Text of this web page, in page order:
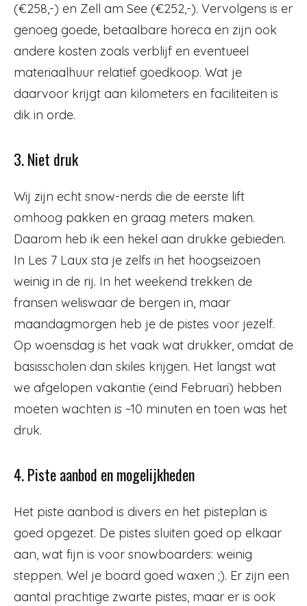
(€258,-) en Zell am See (€252,-). Vervolgens is er
genoeg goede, betaalbare horeca en zijn ook
andere kosten zoals verblijf en eventueel
materiaalhuur relatief goedkoop. Wat je
daarvoor krijgt aan kilometers en faciliteiten is
dik in orde.
3. Niet druk
Wij zijn echt snow-nerds die de eerste lift
omhoog pakken en graag meters maken.
Daarom heb ik een hekel aan drukke gebieden.
In Les 7 Laux sta je zelfs in het hoogseizoen
weinig in de rij. In het weekend trekken de
fransen weliswaar de bergen in, maar
maandagmorgen heb je de pistes voor jezelf.
Op woensdag is het vaak wat drukker, omdat de
basisscholen dan skiles krijgen. Het langst wat
we afgelopen vakantie (eind Februari) hebben
moeten wachten is ~10 minuten en toen was het
druk.
4. Piste aanbod en mogelijkheden
Het piste aanbod is divers en het pisteplan is
goed opgezet. De pistes sluiten goed op elkaar
aan, wat fijn is voor snowboarders: weinig
steppen. Wel je board goed waxen ;). Er zijn een
aantal prachtige zwarte pistes, maar er is ook